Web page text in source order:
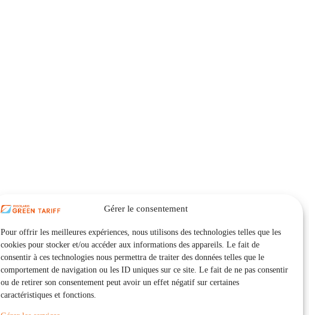
Gérer le consentement
Pour offrir les meilleures expériences, nous utilisons des technologies telles que les
cookies pour stocker et/ou accéder aux informations des appareils. Le fait de
consentir à ces technologies nous permettra de traiter des données telles que le
comportement de navigation ou les ID uniques sur ce site. Le fait de ne pas consentir
ou de retirer son consentement peut avoir un effet négatif sur certaines
caractéristiques et fonctions.